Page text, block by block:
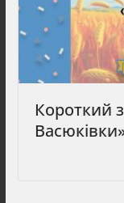
Короткий